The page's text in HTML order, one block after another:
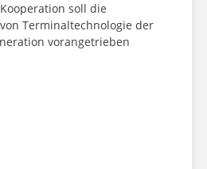
soll die
Terminaltechnologie der
vorangetrieben